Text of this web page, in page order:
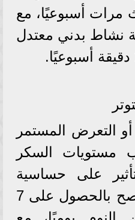
مرات أسبوعيًا، مع
نشاط بدني معتدل
التعرض المستمر
مستويات السكر
على حساسية
الأنسولين، ولذلك يُنصح بالحصول على 7